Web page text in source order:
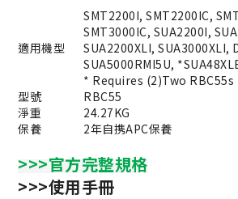
適用機型
SMT2200I, SMT2200IC,
SMT3000IC, SUA2200I,
SUA2200XLI, SUA3000XLI,
SUA5000RMI5U,
* Requires (2)Two RBC55s
型號
RBC55
淨重
24.27KG
保養
2年自携APC保養
>>>官方完整規格
>>>使用手冊